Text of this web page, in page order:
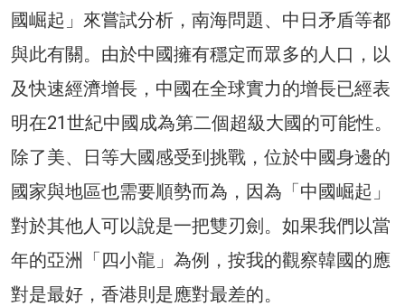
國崛起」來嘗試分析，南海問題、中日矛盾等都
與此有關。由於中國擁有穩定而眾多的人口，以
及快速經濟增長，中國在全球實力的增長已經表
明在21世紀中國成為第二個超級大國的可能性。
除了美、日等大國感受到挑戰，位於中國身邊的
國家與地區也需要順勢而為，因為「中國崛起」
對於其他人可以說是一把雙刃劍。如果我們以當
年的亞洲「四小龍」為例，按我的觀察韓國的應
對是最好，香港則是應對最差的。